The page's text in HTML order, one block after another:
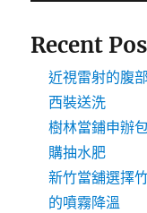
Recent
近視雷射的腹
西裝送洗
樹林當鋪申辦
購抽水肥
新竹當舖選擇
的噴霧降溫